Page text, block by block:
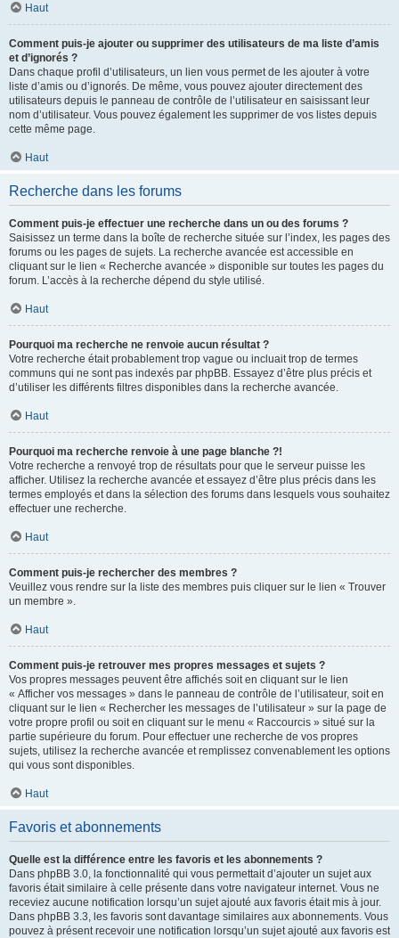
Haut
Comment puis-je ajouter ou supprimer des utilisateurs de ma liste d’amis
et d’ignorés ?
Dans chaque profil d’utilisateurs, un lien vous permet de les ajouter à votre
liste d’amis ou d’ignorés. De même, vous pouvez ajouter directement des
utilisateurs depuis le panneau de contrôle de l’utilisateur en saisissant leur
nom d’utilisateur. Vous pouvez également les supprimer de vos listes depuis
cette même page.
Haut
Recherche dans les forums
Comment puis-je effectuer une recherche dans un ou des forums ?
Saisissez un terme dans la boîte de recherche située sur l’index, les pages des
forums ou les pages de sujets. La recherche avancée est accessible en
cliquant sur le lien « Recherche avancée » disponible sur toutes les pages du
forum. L’accès à la recherche dépend du style utilisé.
Haut
Pourquoi ma recherche ne renvoie aucun résultat ?
Votre recherche était probablement trop vague ou incluait trop de termes
communs qui ne sont pas indexés par phpBB. Essayez d’être plus précis et
d’utiliser les différents filtres disponibles dans la recherche avancée.
Haut
Pourquoi ma recherche renvoie à une page blanche ?!
Votre recherche a renvoyé trop de résultats pour que le serveur puisse les
afficher. Utilisez la recherche avancée et essayez d’être plus précis dans les
termes employés et dans la sélection des forums dans lesquels vous souhaitez
effectuer une recherche.
Haut
Comment puis-je rechercher des membres ?
Veuillez vous rendre sur la liste des membres puis cliquer sur le lien « Trouver
un membre ».
Haut
Comment puis-je retrouver mes propres messages et sujets ?
Vos propres messages peuvent être affichés soit en cliquant sur le lien
« Afficher vos messages » dans le panneau de contrôle de l’utilisateur, soit en
cliquant sur le lien « Rechercher les messages de l’utilisateur » sur la page de
votre propre profil ou soit en cliquant sur le menu « Raccourcis » situé sur la
partie supérieure du forum. Pour effectuer une recherche de vos propres
sujets, utilisez la recherche avancée et remplissez convenablement les options
qui vous sont disponibles.
Haut
Favoris et abonnements
Quelle est la différence entre les favoris et les abonnements ?
Dans phpBB 3.0, la fonctionnalité qui vous permettait d’ajouter un sujet aux
favoris était similaire à celle présente dans votre navigateur internet. Vous ne
receviez aucune notification lorsqu’un sujet ajouté aux favoris était mis à jour.
Dans phpBB 3.3, les favoris sont davantage similaires aux abonnements. Vous
pouvez à présent recevoir une notification lorsqu’un sujet ajouté aux favoris est